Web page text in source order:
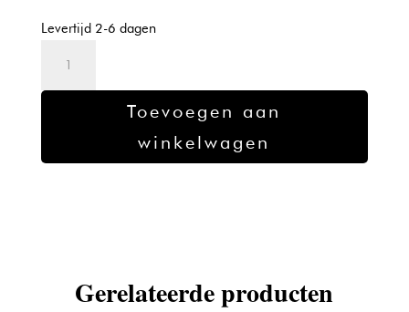
was:
€14,90.
Levertijd 2-6 dagen
Toevoegen aan
winkelwagen
Gerelateerde producten